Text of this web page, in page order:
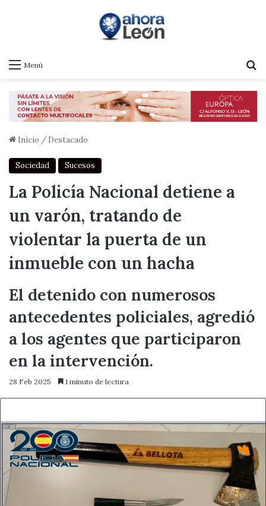
Menú
Inicio / Destacado
Sociedad Sucesos
La Policía Nacional detiene a
un varón, tratando de
violentar la puerta de un
inmueble con un hacha
El detenido con numerosos
antecedentes policiales, agredió
a los agentes que participaron
en la intervención.
28 Feb 2025 1 minuto de lectura